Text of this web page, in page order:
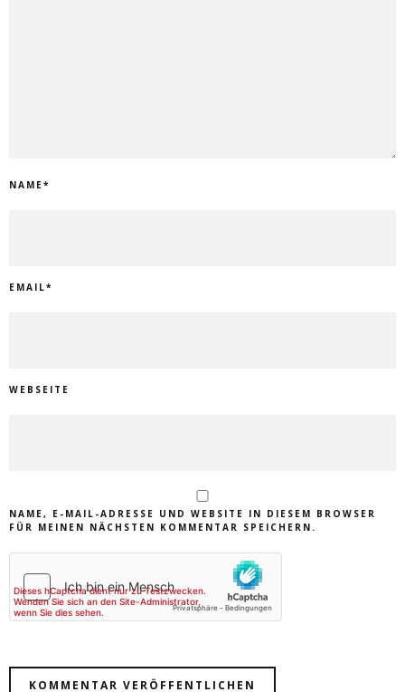
NAME*
EMAIL*
WEBSEITE
NAME, E-MAIL-ADRESSE UND WEBSITE IN DIESEM BROWSER
FÜR MEINEN NÄCHSTEN KOMMENTAR SPEICHERN.